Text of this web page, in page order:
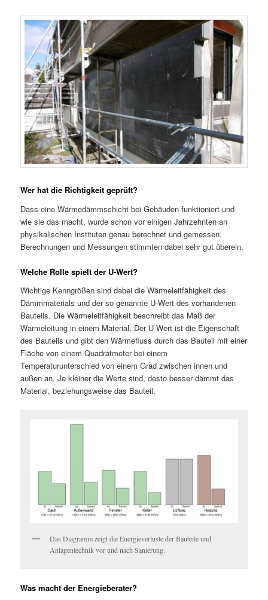
Wer hat die Richtigkeit geprüft?
Dass eine Wärmedämmschicht bei Gebäuden funktioniert und
wie sie das macht, wurde schon vor einigen Jahrzehnten an
physikalischen Instituten genau berechnet und gemessen.
Berechnungen und Messungen stimmten dabei sehr gut überein.
Welche Rolle spielt der U-Wert?
Wichtige Kenngrößen sind dabei die Wärmeleitfähigkeit des
Dämmmaterials und der so genannte U-Wert des vorhandenen
Bauteils. Die Wärmeleitfähigkeit beschreibt das Maß der
Wärmeleitung in einem Material. Der U-Wert ist die Eigenschaft
des Bauteils und gibt den Wärmefluss durch das Bauteil mit einer
Fläche von einem Quadratmeter bei einem
Temperaturunterschied von einem Grad zwischen innen und
außen an. Je kleiner die Werte sind, desto besser dämmt das
Material, beziehungsweise das Bauteil.
Das Diagramm zeigt die Energieverluste der Bauteile und
Anlagentechnik vor und nach Sanierung.
Was macht der Energieberater?